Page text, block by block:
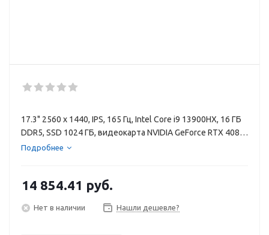
17.3" 2560 x 1440, IPS, 165 Гц, Intel Core i9 13900HX, 16 ГБ
DDR5, SSD 1024 ГБ, видеокарта NVIDIA GeForce RTX 4080
12 ГБ, Windows 11 Home, цвет крышки темно-серый,
Подробнее
14 854.41 руб.
Нет в наличии Нашли дешевле?